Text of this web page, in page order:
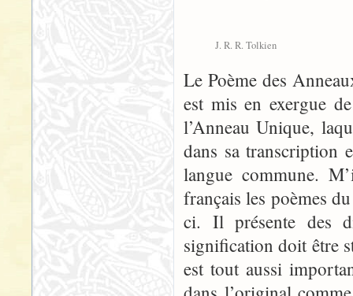
J. R. R. Tolkien
Le Poème des
est mis en exergue
l’Anneau Unique,
dans sa transcription
langue commune.
français les poèmes
ci. Il présente des
signification doit être
est tout aussi